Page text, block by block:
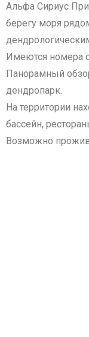
Альфа Сириус
берегу моря
Имеются номера
Панорамный
дендропарк.
На территории
бассейн,
Возможно